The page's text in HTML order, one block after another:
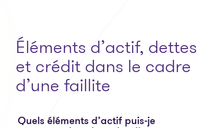
Éléments d’actif, dettes
et crédit dans le cadre
d’une faillite
Quels éléments d’actif puis-je